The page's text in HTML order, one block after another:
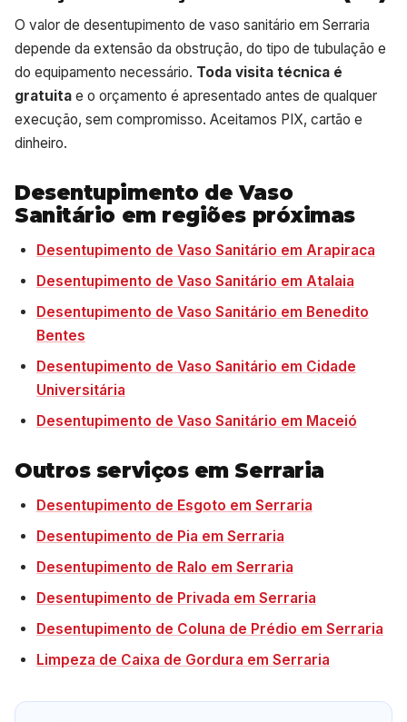
O valor de desentupimento de vaso sanitário em Serraria
depende da extensão da obstrução, do tipo de tubulação e
do equipamento necessário. Toda visita técnica é
gratuita e o orçamento é apresentado antes de qualquer
execução, sem compromisso. Aceitamos PIX, cartão e
dinheiro.
Desentupimento de Vaso
Sanitário em regiões próximas
Desentupimento de Vaso Sanitário em Arapiraca
Desentupimento de Vaso Sanitário em Atalaia
Desentupimento de Vaso Sanitário em Benedito
Bentes
Desentupimento de Vaso Sanitário em Cidade
Universitária
Desentupimento de Vaso Sanitário em Maceió
Outros serviços em Serraria
Desentupimento de Esgoto em Serraria
Desentupimento de Pia em Serraria
Desentupimento de Ralo em Serraria
Desentupimento de Privada em Serraria
Desentupimento de Coluna de Prédio em Serraria
Limpeza de Caixa de Gordura em Serraria